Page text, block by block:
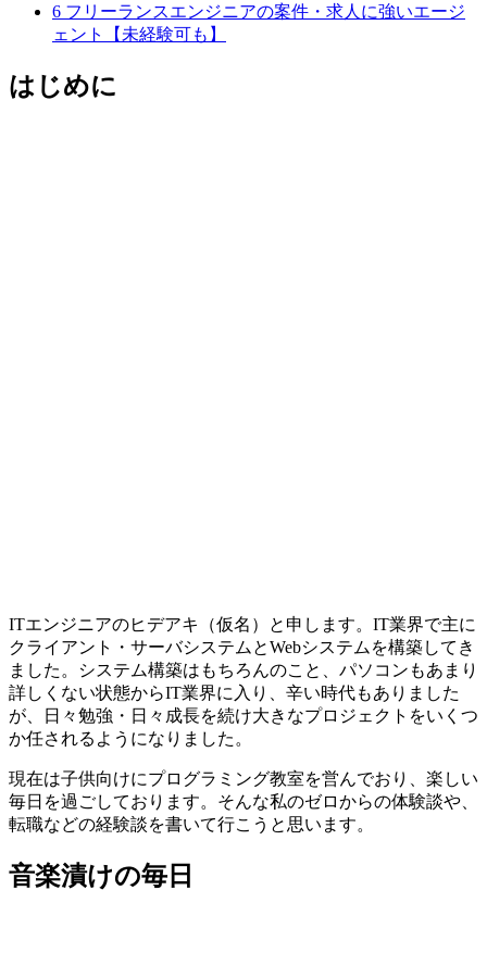
6 フリーランスエンジニアの案件・求人に強いエージ
ェント【未経験可も】
はじめに
ITエンジニアのヒデアキ（仮名）と申します。 IT業界で主に
クライアント・サーバシステムとWebシステムを構築してき
ました。システム構築はもちろんのこと、パソコンもあまり
詳しくない状態からIT業界に入り、辛い時代もありました
が、日々勉強・日々成長を続け大きなプロジェクトをいくつ
か任されるようになりました。
現在は子供向けにプログラミング教室を営んでおり、楽しい
毎日を過ごしております。そんな私のゼロからの体験談や、
転職などの経験談を書いて行こうと思います。
音楽漬けの毎日